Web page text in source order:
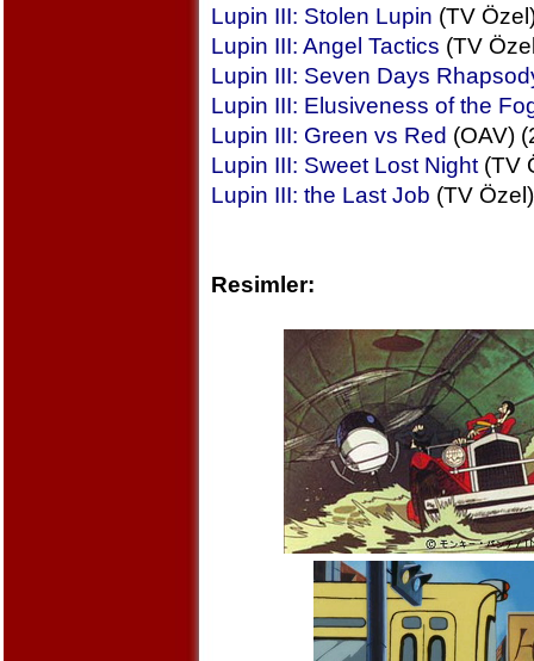
Lupin III: Stolen Lupin (TV
Lupin III: Angel Tactics (TV
Lupin III: Seven Days
Lupin III: Elusiveness of the
Lupin III: Green vs Red (OAV)
Lupin III: Sweet Lost Night(TV
Lupin III: the Last Job (TV
Resimler: